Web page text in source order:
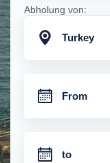
Abholung von:
Turkey